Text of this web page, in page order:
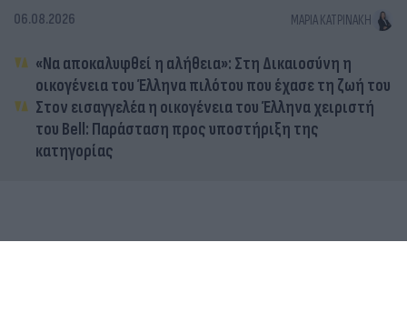
06.08.2026 ΜΑΡΊΑ ΚΑΤΡΙΝΆΚΗ
«Να αποκαλυφθεί η αλήθεια»: Στη Δικαιοσύνη η
οικογένεια του Έλληνα πιλότου που έχασε τη ζωή του
Στον εισαγγελέα η οικογένεια του Έλληνα χειριστή
του Bell: Παράσταση προς υποστήριξη της
κατηγορίας